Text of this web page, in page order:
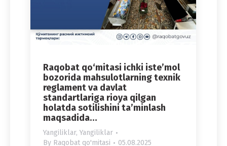
Raqobat qo‘mitasi ichki iste’mol
bozorida mahsulotlarning texnik
reglament va davlat
standartlariga rioya qilgan
holatda sotilishini ta’minlash
maqsadida…
Yangiliklar, Yangiliklar
By Raqobat qo'mitasi 05.08.2025